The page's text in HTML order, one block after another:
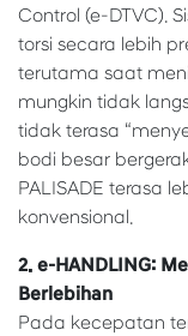
Control (e-DTVC).
torsi secara lebih
terutama saat
mungkin tidak
tidak terasa
bodi besar
PALISADE terasa
konvensional.
2. e-HANDLING:
Berlebihan
Pada kecepatan